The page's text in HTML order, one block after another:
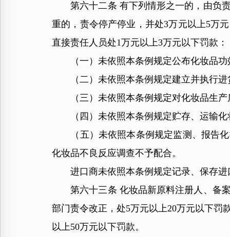
第六十二条 有下列情形之一的，由负责
重的，责令停产停业，并处3万元以上5万
直接责任人员处1万元以上3万元以下罚款：
（一）未依照本条例规定公布化妆品功
（二）未依照本条例规定建立并执行进
（三）未依照本条例规定对化妆品生产
（四）未依照本条例规定贮存、运输化
（五）未依照本条例规定监测、报告化
化妆品不良反应调查不予配合。
进口商未依照本条例规定记录、保存进
第六十三条 化妆品新原料注册人、备案
部门责令改正，处5万元以上20万元以下罚
以上50万元以下罚款。